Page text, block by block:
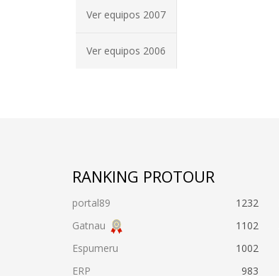
Ver equipos 2007
Ver equipos 2006
RANKING PROTOUR
portal89
1232
Gatnau
1102
Espumeru
1002
ERP
983